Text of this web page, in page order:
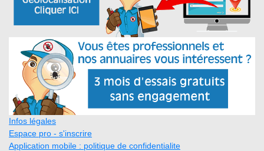
Infos légales
Espace pro - s'inscrire
Application mobile : politique de confidentialite